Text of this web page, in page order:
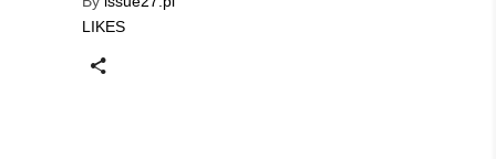
LIKES